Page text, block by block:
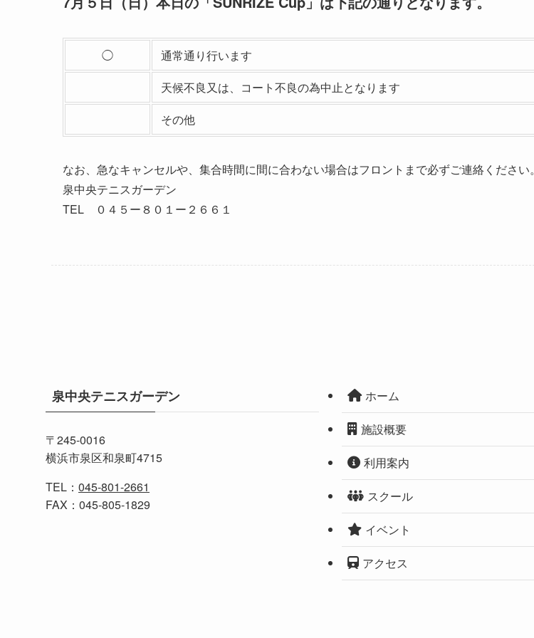
◯
通常通り行います
天候不良又は、コート不良の為中止となります
その他
なお、急なキャンセルや、集合時間に間に合わない場合はフロントまで必ずご連絡ください。
泉中央テニスガーデン
TEL ０４５ー８０１ー２６６１
泉中央テニスガーデン
〒245-0016
横浜市泉区和泉町4715
TEL： 045-801-2661
FAX：045-805-1829
ホーム
施設概要
利用案内
スクール
イベント
アクセス